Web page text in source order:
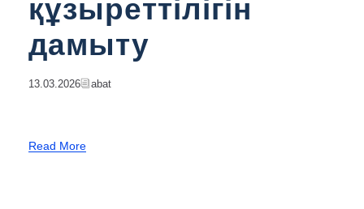
құзыреттілігін
дамыту
13.03.2026 Abat
Read More